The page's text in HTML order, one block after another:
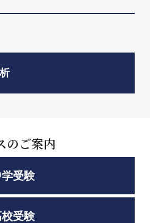
のご案内
学受験
受験